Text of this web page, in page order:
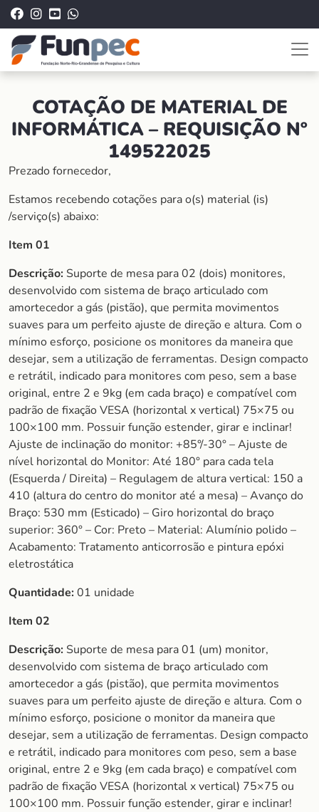
COTAÇÃO DE MATERIAL DE
INFORMÁTICA – REQUISIÇÃO Nº
149522025
Prezado fornecedor,
Estamos recebendo cotações para o(s) material (is)
/serviço(s) abaixo:
Item 01
Descrição: Suporte de mesa para 02 (dois) monitores,
desenvolvido com sistema de braço articulado com
amortecedor a gás (pistão), que permita movimentos
suaves para um perfeito ajuste de direção e altura. Com o
mínimo esforço, posicione os monitores da maneira que
desejar, sem a utilização de ferramentas. Design compacto
e retrátil, indicado para monitores com peso, sem a base
original, entre 2 e 9kg (em cada braço) e compatível com
padrão de fixação VESA (horizontal x vertical) 75×75 ou
100×100 mm. Possuir função estender, girar e inclinar!
Ajuste de inclinação do monitor: +85°/-30° – Ajuste de
nível horizontal do Monitor: Até 180° para cada tela
(Esquerda / Direita) – Regulagem de altura vertical: 150 a
410 (altura do centro do monitor até a mesa) – Avanço do
Braço: 530 mm (Esticado) – Giro horizontal do braço
superior: 360° – Cor: Preto – Material: Alumínio polido –
Acabamento: Tratamento anticorrosão e pintura epóxi
eletrostática
Quantidade:01 unidade
Item 02
Descrição: Suporte de mesa para 01 (um) monitor,
desenvolvido com sistema de braço articulado com
amortecedor a gás (pistão), que permita movimentos
suaves para um perfeito ajuste de direção e altura. Com o
mínimo esforço, posicione o monitor da maneira que
desejar, sem a utilização de ferramentas. Design compacto
e retrátil, indicado para monitores com peso, sem a base
original, entre 2 e 9kg (em cada braço) e compatível com
padrão de fixação VESA (horizontal x vertical) 75×75 ou
100×100 mm. Possuir função estender, girar e inclinar!